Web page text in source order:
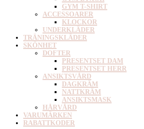
GYM T-SHIRT
ACCESSOARER
KLOCKOR
UNDERKLÄDER
TRÄNINGSKLÄDER
SKÖNHET
DOFTER
PRESENTSET DAM
PRESENTSET HERR
ANSIKTSVÅRD
DAGKRÄM
NATTKRÄM
ANSIKTSMASK
HÅRVÅRD
VARUMÄRKEN
RABATTKODER